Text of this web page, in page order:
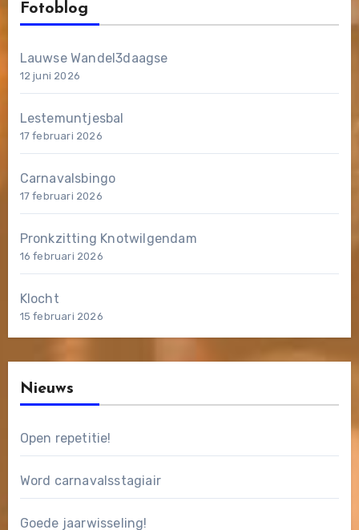
Fotoblog
Lauwse Wandel3daagse
12 juni 2026
Lestemuntjesbal
17 februari 2026
Carnavalsbingo
17 februari 2026
Pronkzitting Knotwilgendam
16 februari 2026
Klocht
15 februari 2026
Nieuws
Open repetitie!
Word carnavalsstagiair
Goede jaarwisseling!